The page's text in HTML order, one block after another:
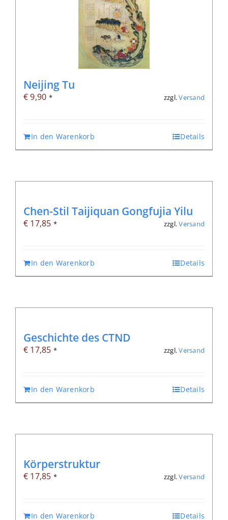
Neijing Tu
€9,90 * zzgl.Versand
In den Warenkorb Details
Chen-Stil Taijiquan Gongfujia Yilu
€ 17,85 * zzgl.Versand
In den Warenkorb Details
Geschichte des CTND
€ 17,85 * zzgl.Versand
In den Warenkorb Details
Körperstruktur
€ 17,85 * zzgl.Versand
In den Warenkorb Details